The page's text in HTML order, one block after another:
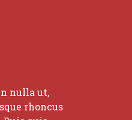
nulla ut,
rhoncus